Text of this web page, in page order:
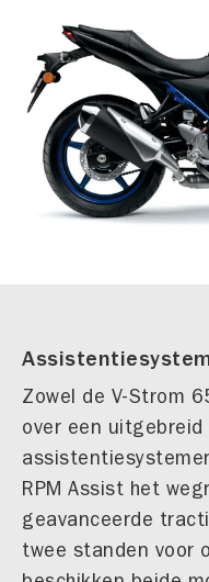
Zowel de V-Strom
over een uitgebreid
RPM Assist het
geavanceerde
twee standen voor